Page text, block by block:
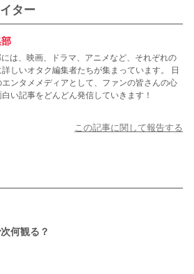
ター
は、映画、ドラマ、アニメなど、それぞれの
しいオタク編集者たちが集まっています。 日
ンタメメディアとして、ファンの皆さんの心
い記事をどんどん発信していきます！
この記事に関して報告する
何観る？